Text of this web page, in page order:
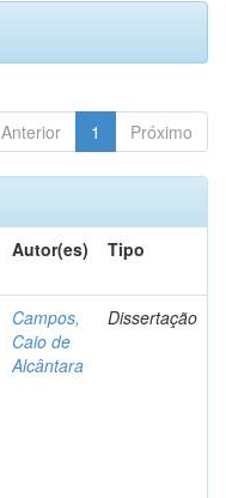
Anterior 1 Próximo
Autor(es) Tipo
Campos,
Caio de
Alcântara
Dissertação